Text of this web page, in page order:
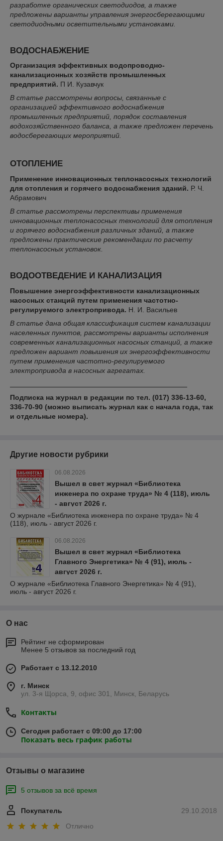
разработке органических светодиодов, а также
предложены варианты управления энергосберегающими
светодиодными осветительными установками.
ВОДОСНАБЖЕНИЕ
Организация эффективных водопроводно-
канализационных хозяйств промышленных
предприятий. П И. Кузавчук
В статье рассмотрены вопросы, связанные с
организацией эффективного водоснабжения
промышленных предприятий, порядок составления
водохозяйственного баланса, а также предложен перечень
водосберегающих мероприятий.
ОТОПЛЕНИЕ
Применение инновационных теплонасосных технологий
для отопления и горячего водоснабжения зданий. Р. Ч.
Абрамович
В статье рассмотрены перспективы применения
инновационных теплонасосных технологий для отопления
и горячего водоснабжения различных зданий, а также
предложены практические рекомендации по расчету
теплонасосных установок.
ВОДООТВЕДЕНИЕ И КАНАЛИЗАЦИЯ
Повышение энергоэффективности канализационных
насосных станций путем применения частотно-
регулируемого электропривода. Н. И. Васильев
В статье дана общая классификация систем канализации
населенных пунктов, рассмотрены варианты исполнения
современных канализационных насосных станций, а также
предложен вариант повышения их энергоэффективности
путем применения частотно-регулируемого
электропривода в насосных агрегатах.
Подписка на журнал в редакции по тел. (017) 336-13-60,
336-70-90 (можно выписать журнал как с начала года, так
и отдельные номера).
Другие новости рубрики
06.08.2026
Вышел в свет журнал «Библиотека
инженера по охране труда» № 4 (118), июль
- август 2026 г.
О журнале «Библиотека инженера по охране труда» № 4
(118), июль - август 2026 г.
06.08.2026
Вышел в свет журнал «Библиотека
Главного Энергетика» № 4 (91), июль -
август 2026 г.
О журнале «Библиотека Главного Энергетика» № 4 (91),
июль - август 2026 г.
О нас
Рейтинг не сформирован
Менее 5 отзывов за последний год
Работает с 13.12.2010
г. Минск
ул. 3-я Щорса, 9, офис 301, Минск, Беларусь
Контакты
Сегодня работает с 09:00 до 17:00
Показать весь график работы
Отзывы о магазине
5 отзывов за всё время
29.10.2018
Покупатель
Отлично